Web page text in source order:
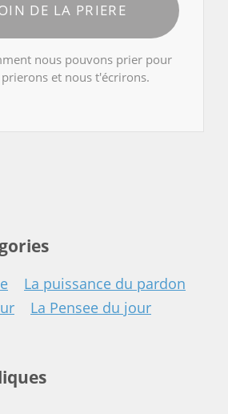
DE LA PRIERE
nous pouvons prier pour
et nous t'écrirons.
La puissance du pardon
La Pensee du jour